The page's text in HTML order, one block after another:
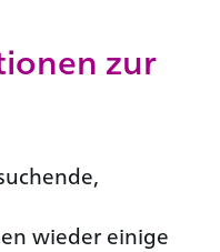
zur
wieder einige